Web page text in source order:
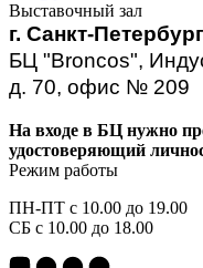
Выставочный зал
г. Санкт-Петербург
БЦ "Broncos",
д. 70, офис № 209
На входе в БЦ нужно
удостоверяющий
Режим работы
ПН-ПТ с 10.00 до 19.00
СБ с 10.00 до 18.00